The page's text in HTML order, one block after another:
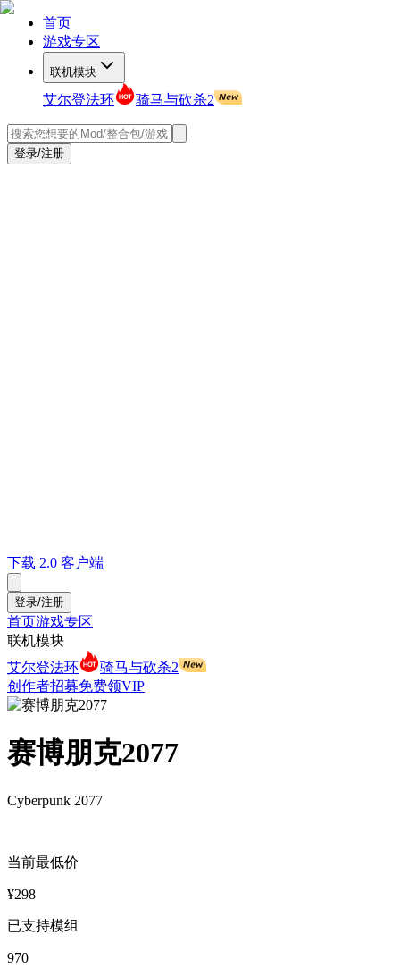
首页
游戏专区
联机模块
艾尔登法环 骑马与砍杀2
登录/注册
下载 2.0 客户端
登录/注册
首页游戏专区
联机模块
艾尔登法环
骑马与砍杀2
创作者招募免费领VIP
赛博朋克2077
Cyberpunk 2077
当前最低价
¥298
已支持模组
970